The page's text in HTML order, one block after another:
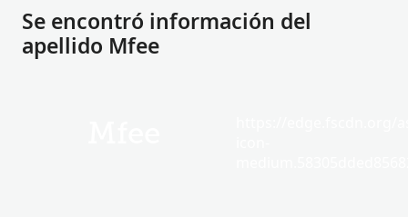
Se encontró información del
apellido Mfee